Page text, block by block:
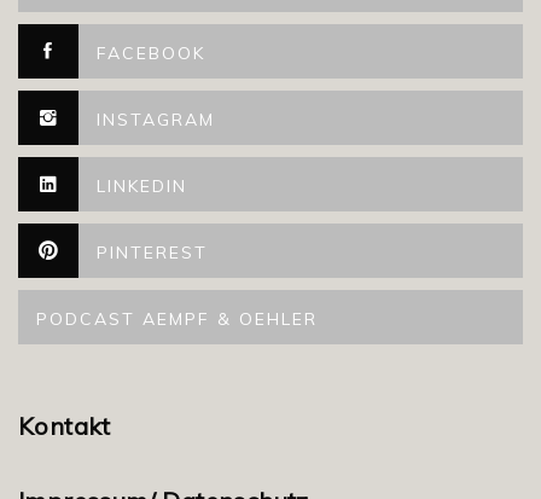
FACEBOOK
INSTAGRAM
LINKEDIN
PINTEREST
PODCAST AEMPF & OEHLER
Kontakt